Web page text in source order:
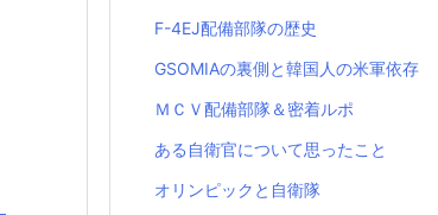
F-4EJ配備部隊の歴史
GSOMIAの裏側と韓国人の米軍依存
ＭＣＶ配備部隊＆密着ルポ
ある自衛官について思ったこと
オリンピックと自衛隊